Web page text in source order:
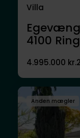
Villa
4100
4.995.000 kr.
Anden mægler